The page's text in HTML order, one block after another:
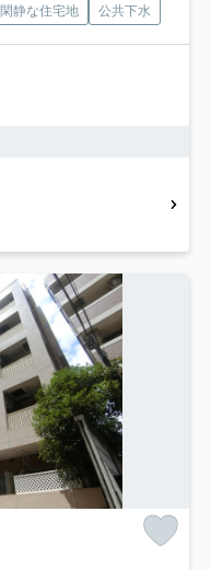
閑静な住宅地 公共下水